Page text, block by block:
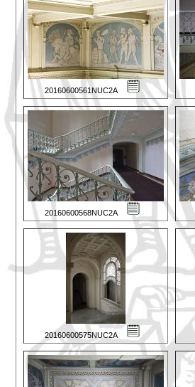
20160600561NUC2A
20160600568NUC2A
20160600575NUC2A